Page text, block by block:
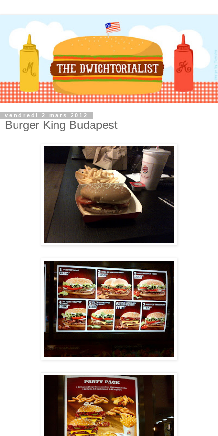
vendredi 2 mars 2012
Burger King Budapest